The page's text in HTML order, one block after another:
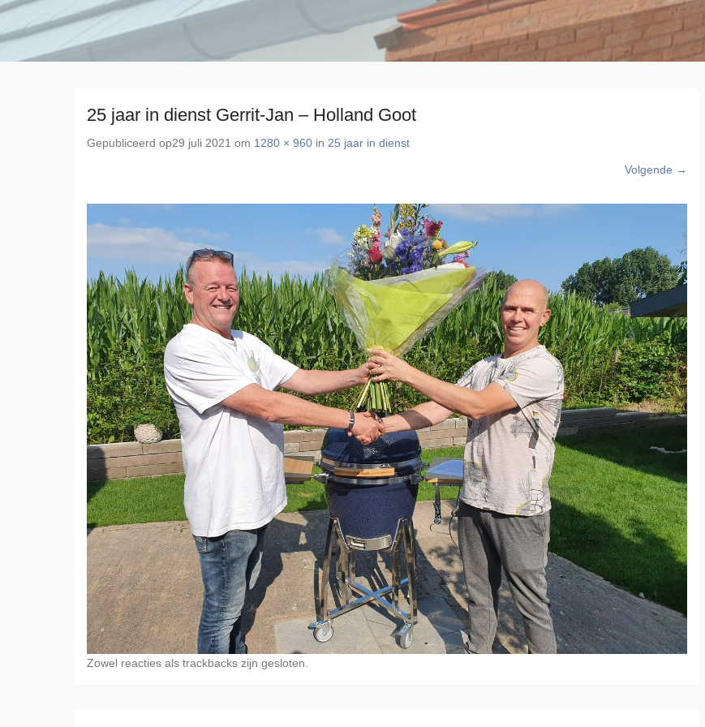
25 jaar in dienst Gerrit-Jan – Holland Goot
Gepubliceerd op29 juli 2021 om 1280 × 960 in 25 jaar in dienst
Volgende →
Zowel reacties als trackbacks zijn gesloten.